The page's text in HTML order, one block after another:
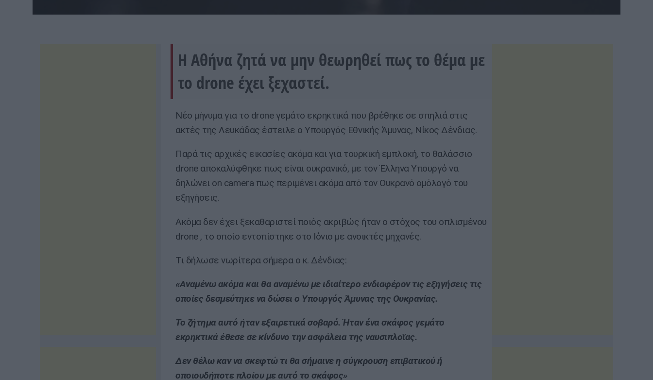
Η Αθήνα ζητά να μην θεωρηθεί πως το θέμα με
το drone έχει ξεχαστεί.
Νέο μήνυμα για το drone γεμάτο εκρηκτικά που βρέθηκε σε σπηλιά στις
ακτές της Λευκάδας έστειλε ο Υπουργός Εθνικής Άμυνας, Νίκος Δένδιας.
Παρά τις αρχικές εικασίες ακόμα και για τουρκική εμπλοκή, το θαλάσσιο
drone αποκαλύφθηκε πως είναι ουκρανικό, με τον Έλληνα Υπουργό να
δηλώνει on camera πως περιμένει ακόμα από τον Ουκρανό ομόλογό του
εξηγήσεις.
Ακόμα δεν έχει ξεκαθαριστεί ποιός ακριβώς ήταν ο στόχος του οπλισμένου
drone , το οποίο εντοπίστηκε στο Ιόνιο με ανοικτές μηχανές.
Τι δήλωσε νωρίτερα σήμερα ο κ. Δένδιας:
«Αναμένω ακόμα και θα αναμένω με ιδιαίτερο ενδιαφέρον τις εξηγήσεις τις
οποίες δεσμεύτηκε να δώσει ο Υπουργός Άμυνας της Ουκρανίας.
Το ζήτημα αυτό ήταν εξαιρετικά σοβαρό. Ήταν ένα σκάφος γεμάτο
εκρηκτικά έθεσε σε κίνδυνο την ασφάλεια της ναυσιπλοϊας.
Δεν θέλω καν να σκεφτώ τι θα σήμαινε η σύγκρουση επιβατικού ή
οποιουδήποτε πλοίου με αυτό το σκάφος»